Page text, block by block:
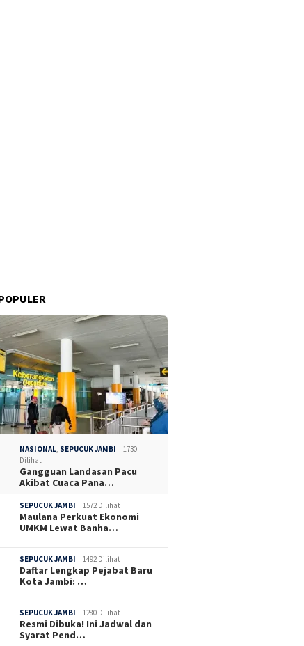
NASIONAL SEPUCUK JAMBI
1730
Dilihat
Gangguan Landasan Pacu
Akibat Cuaca Pana…
SEPUCUK JAMBI 1572 Dilihat
Maulana Perkuat Ekonomi
UMKM Lewat Banha…
SEPUCUK JAMBI 1492 Dilihat
Daftar Lengkap Pejabat Baru
Kota Jambi: …
SEPUCUK JAMBI 1280 Dilihat
Resmi Dibuka! Ini Jadwal dan
Syarat Pend…